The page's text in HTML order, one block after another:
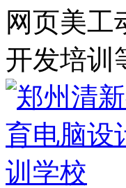
网页美工
开发培训